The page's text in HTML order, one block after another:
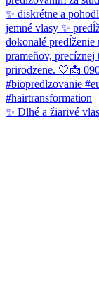
✨ Dlhé a žiarivé